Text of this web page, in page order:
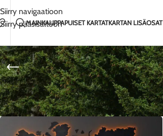
Siirry navigaatioon
Siirry pääsisältöön
Käsintehty rakkaudella Liettuassa
MAINKAUPPAPUISET KARTATKARTAN LISÄOSAT
Puiset kartat
Etusivu/Puiset kartat